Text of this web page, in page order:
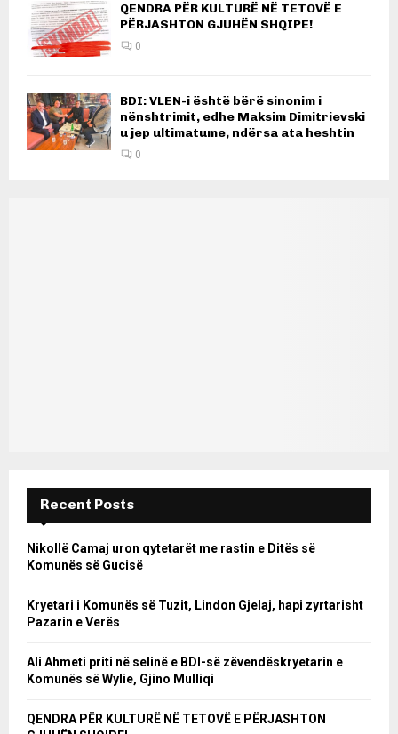
QENDRA PËR KULTURË NË TETOVË E
PËRJASHTON GJUHËN SHQIPE!
0
BDI: VLEN-i është bërë sinonim i
nënshtrimit, edhe Maksim Dimitrievski
u jep ultimatume, ndërsa ata heshtin
0
Recent Posts
Nikollë Camaj uron qytetarët me rastin e Ditës së
Komunës së Gucisë
Kryetari i Komunës së Tuzit, Lindon Gjelaj, hapi zyrtarisht
Pazarin e Verës
Ali Ahmeti priti në selinë e BDI-së zëvendëskryetarin e
Komunës së Wylie, Gjino Mulliqi
QENDRA PËR KULTURË NË TETOVË E PËRJASHTON